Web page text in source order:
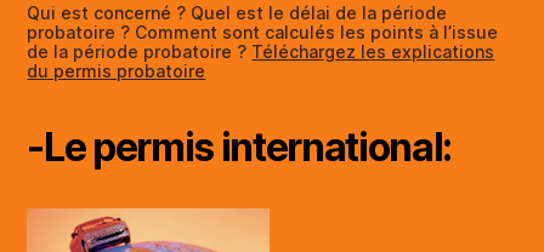
Qui est concerné ? Quel est le délai de la période
probatoire ? Comment sont calculés les points à l’issue
de la période probatoire ? Téléchargez les explications
du permis probatoire
-Le permis international: